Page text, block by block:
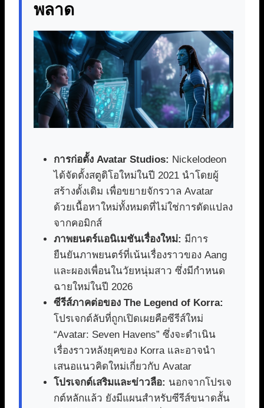
พลาด
การก่อตั้ง Avatar Studios: Nickelodeon
ได้จัดตั้งสตูดิโอใหม่ในปี 2021 นำโดยผู้
สร้างดั้งเดิม เพื่อขยายจักรวาล Avatar
ด้วยเนื้อหาใหม่ทั้งหมดที่ไม่ใช่การดัดแปลง
จากคอมิกส์
ภาพยนตร์แอนิเมชันเรื่องใหม่: มีการ
ยืนยันภาพยนตร์ที่เน้นเรื่องราวของ Aang
และผองเพื่อนในวัยหนุ่มสาว ซึ่งมีกำหนด
ฉายใหม่ในปี 2026
ซีรีส์ภาคต่อของ The Legend of Korra:
โปรเจกต์ลับที่ถูกเปิดเผยคือซีรีส์ใหม่
“Avatar: Seven Havens” ซึ่งจะดำเนิน
เรื่องราวหลังยุคของ Korra และอาจนำ
เสนอแนวคิดใหม่เกี่ยวกับ Avatar
โปรเจกต์เสริมและข่าวลือ: นอกจากโปรเจ
กต์หลักแล้ว ยังมีแผนสำหรับซีรีส์ขนาดสั้น